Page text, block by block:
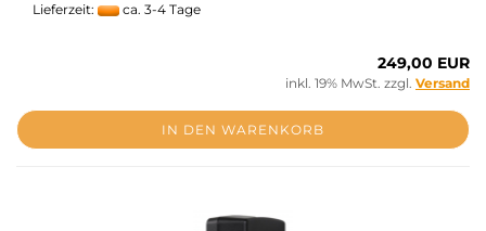
Lieferzeit: ca. 3-4 Tage
249,00 EUR
inkl. 19% MwSt. zzgl. Versand
IN DEN WARENKORB